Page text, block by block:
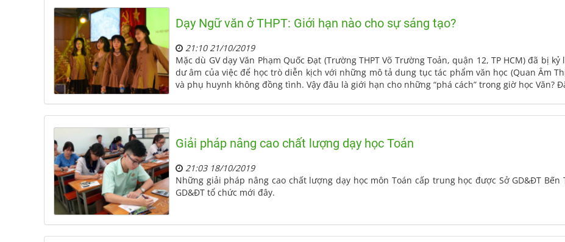
Dạy Ngữ văn ở THPT: Giới hạn nào cho sự sáng tạo?
21:10 21/10/2019
Mặc dù GV dạy Văn Phạm Quốc Đạt (Trường THPT Võ Trường Toản, quận 12, TP HCM) đã bị
dư âm của việc để học trò diễn kịch với những mô tả dung tục tác phẩm văn học (Quan Âm
và phụ huynh không đồng tình. Vậy đâu là giới hạn cho những “phá cách” trong giờ học Văn?
Giải pháp nâng cao chất lượng dạy học Toán
21:03 18/10/2019
Những giải pháp nâng cao chất lượng dạy học môn Toán cấp trung học được Sở GD&ĐT
GD&ĐT tổ chức mới đây.